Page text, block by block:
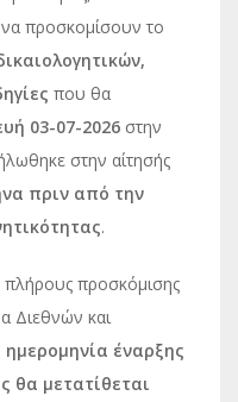
να προσκομίσουν το
που θα
03-07-2026 στην
στην αίτησής
πριν από την
.
πλήρους προσκόμισης
Διεθνών και
ημερομηνία έναρξης
θα μετατίθεται